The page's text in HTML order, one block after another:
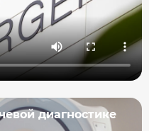
диагностике